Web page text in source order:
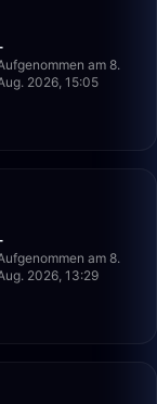
am 8.
2026, 15:05
am 8.
2026, 13:29